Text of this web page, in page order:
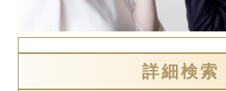
詳細検索